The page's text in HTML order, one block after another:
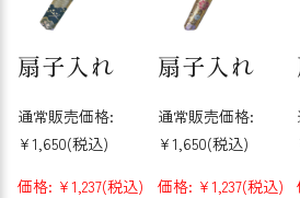
扇子入れ
通常販売価格:
¥1,650(税込)
価格: ¥1,237(税込)
扇子入れ
通常販売価格:
¥1,650(税込)
価格: ¥1,237(税込)